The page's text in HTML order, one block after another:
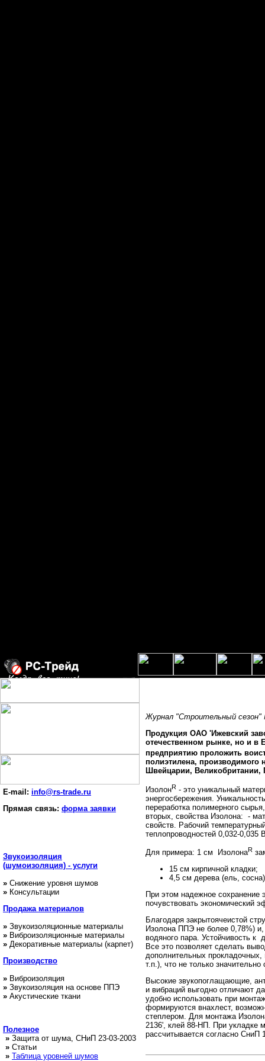
E-mail: info@rs-trade.ru
Прямая связь: форма заявки
Звукоизоляция
(шумоизоляция) - услуги
» Снижение уровня шумов
» Консультации
Продажаматериалов
» Звукоизоляционные материалы
» Виброизоляционные материалы
» Декоративные материалы (карпет)
Производство
» Виброизоляция
» Звукоизоляция на основе ППЭ
» Акустические ткани
Полезное
» Защита от шума, СНиП 23-03-2003
» Статьи
» Таблица уровней шумов
Журнал "Строительный
Продукция ОАО 'Ижевский
отечественном рынке, но и в
предприятию проложить
полиэтилена, производимого
Швейцарии, Великобритании,
ИзолонR - это уникальный
энергосбережения.
переработка полимерного
вторых, свойства Изолона: -
свойств. Рабочий
теплопроводностей 0,032-0,035
Для примера: 1 см ИзолонаR
15 см кирпичной кладки;
4,5 см дерева (ель,
При этом надежное сохранение
почувствовать экономический
Благодаря закрытоячеистой
Изолона ППЭ не более 0,78%)
водяного пара. Устойчивость к
Все это позволяет сделать
дополнительных прокладочных,
т.п.), что не только
Высокие звукопоглащающие,
и вибраций выгодно отличают
удобно использовать при
формируются внахлест,
степлером. Для монтажа
2136', клей 88-НП. При укладке
рассчитывается согласно СниП